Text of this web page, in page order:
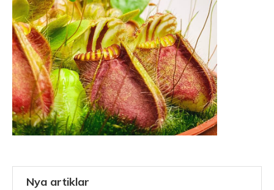
Nya artiklar